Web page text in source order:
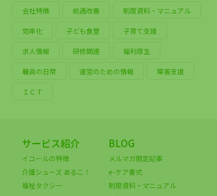
会社特徴 処遇改善 制度資料・マニュアル
効率化 子ども食堂 子育て支援
求人情報 研修関連 福利厚生
職員の日常 運営のための情報 障害支援
ＩＣＴ
サービス紹介
イコールの特徴
介護シューズ あるこ！
福祉タクシー
BLOG
メルマガ限定記事
e-ケア書式
制度資料・マニュアル